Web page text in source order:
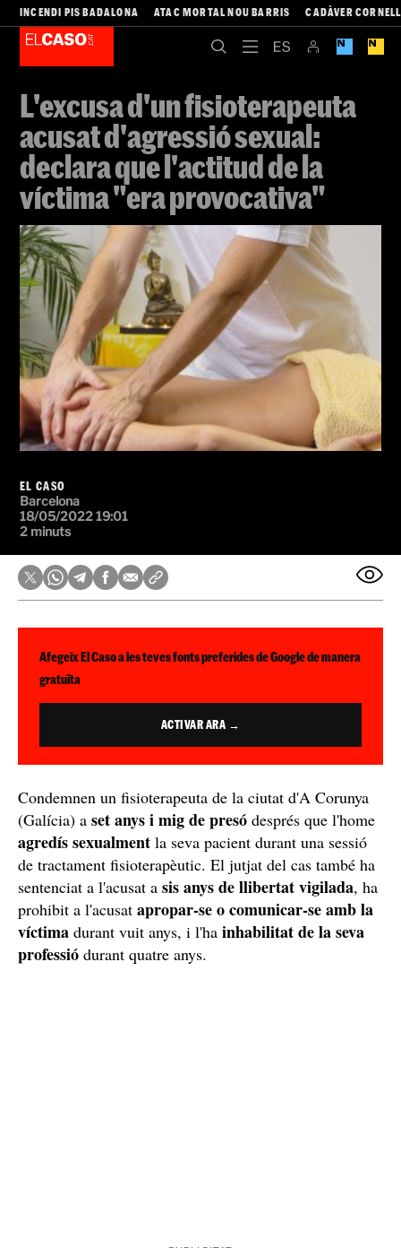
INCENDI PIS BADALONA ATAC MORTAL NOU BARRIS CADÀVER
L'excusa d'un fisioterapeuta
acusat d'agressió sexual:
declara que l'actitud de la
víctima "era provocativa"
EL CASO
Barcelona
18/05/2022 19:01
2 minuts
Afegeix El Caso a les teves fonts preferides de Google de manera
gratuïta
ACTIVAR ARA →
Condemnen un fisioterapeuta de la ciutat d'A Corunya
(Galícia) a set anys i mig de presó després que l'home
agredís sexualment la seva pacient durant una sessió
de tractament fisioterapèutic. El jutjat del cas també ha
sentenciat a l'acusat a sis anys de llibertat vigilada, ha
prohibit a l'acusat apropar-se o comunicar-se amb la
víctima durant vuit anys, i l'ha inhabilitat de la seva
professió durant quatre anys.